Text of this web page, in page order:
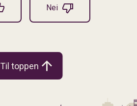
Nei
Til toppen